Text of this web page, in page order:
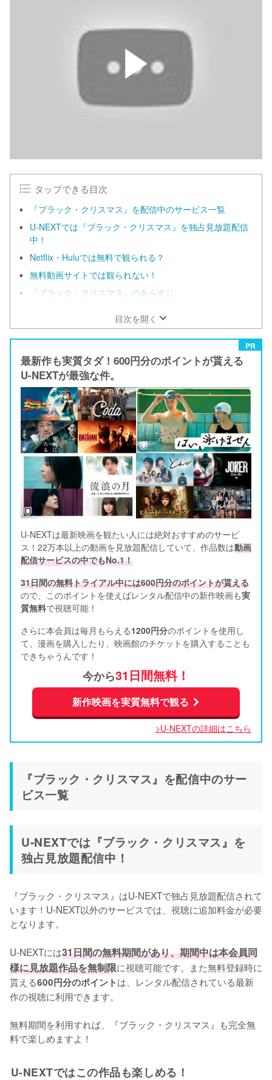
タップできる目次
『ブラック・クリスマス』を配信中のサービス一覧
U-NEXTでは『ブラック・クリスマス』を独占見放題配信
中！
Netflix・Huluでは無料で観られる？
無料動画サイトでは観られない！
『ブラック・クリスマス』のあらすじ
目次を開く
PR
最新作も実質タダ！600円分のポイントが貰える
U-NEXTが最強な件。
U-NEXTは最新映画を観たい人には絶対おすすめのサービ
ス！22万本以上の動画を見放題配信していて、作品数は動画
配信サービスの中でもNo.1！
31日間の無料トライアル中には600円分のポイントが貰える
ので、このポイントを使えばレンタル配信中の新作映画も実
質無料で視聴可能！
さらに本会員は毎月もらえる1200円分のポイントを使用し
て、漫画を購入したり、映画館のチケットを購入することも
できちゃうんです！
今から31日間無料！
新作映画を実質無料で観る
>U-NEXTの詳細はこちら
『ブラック・クリスマス』を配信中のサー
ビス一覧
U-NEXTでは『ブラック・クリスマス』を
独占見放題配信中！
『ブラック・クリスマス』はU-NEXTで独占見放題配信されて
います！U-NEXT以外のサービスでは、視聴に追加料金が必要
となります。
U-NEXTには31日間の無料期間があり、期間中は本会員同
様に見放題作品を無制限に視聴可能です。また無料登録時に
貰える600円分のポイントは、レンタル配信されている最新
作の視聴に利用できます。
無料期間を利用すれば、『ブラック・クリスマス』も完全無
料で楽しめますよ！
U-NEXTではこの作品も楽しめる！